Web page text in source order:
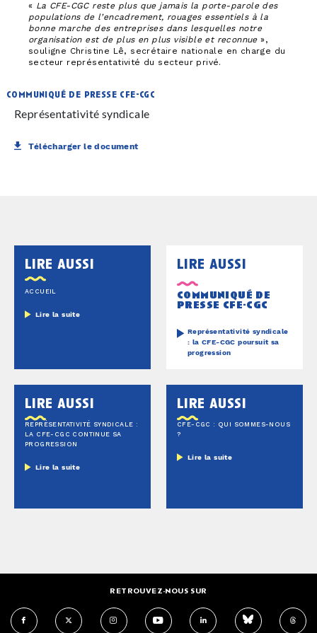
« La CFE-CGC reste plus que jamais la porte-parole des
populations de l’encadrement, rouages essentiels à la
bonne marche des entreprises dans lesquelles notre
organisation est de plus en plus visible et reconnue»,
souligne Christine Lê, secrétaire nationale en charge du
secteur représentativité du secteur privé.
communiqué de presse cfe-cgc
Représentativité syndicale
Télécharger le document
lire aussi
ACCUEIL
Lire la suite
lire aussi
communiqué de
presse cfe-cgc
Représentativité syndicale
: la CFE-CGC poursuit sa
progression
lire aussi
REPRÉSENTATIVITÉ SYNDICALE :
LA CFE-CGC CONTINUE SA
PROGRESSION
Lire la suite
lire aussi
CFE-CGC : QUI SOMMES-NOUS
?
Lire la suite
RETROUVEZ-NOUS SUR